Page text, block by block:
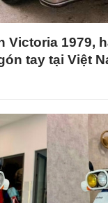
Victoria 1979,
tay tại Việt